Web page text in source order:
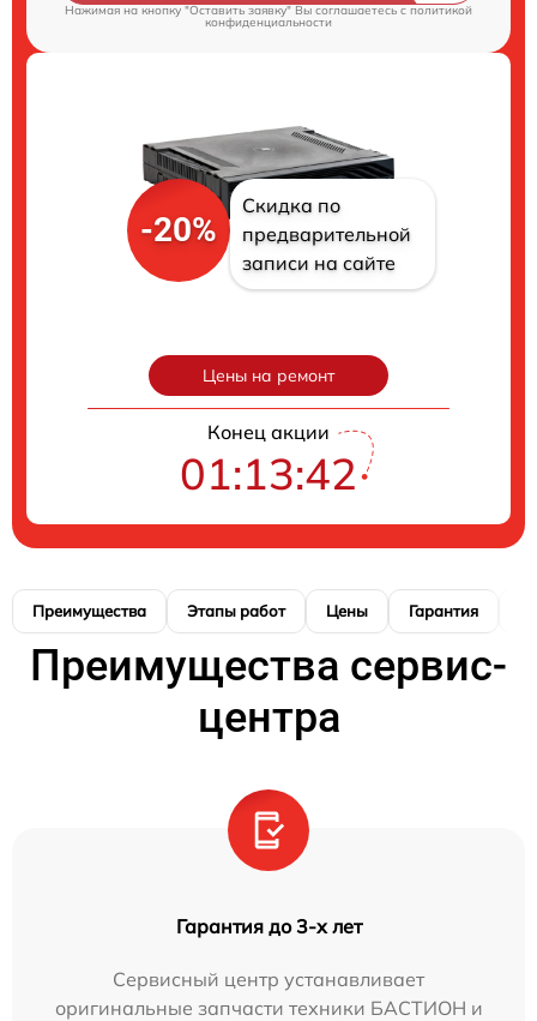
Нажимая на кнопку "Оставить заявку" Вы соглашаетесь cполитикой
конфиденциальности
-20%
Скидка по
предварительной
записи на сайте
Цены на ремонт
Конец акции
01:13:41
Преимущества Этапы работ Цены Гарантия
Преимущества сервис-
центра
Гарантия до 3-х лет
Сервисный центр устанавливает
оригинальные запчасти техники БАСТИОН и